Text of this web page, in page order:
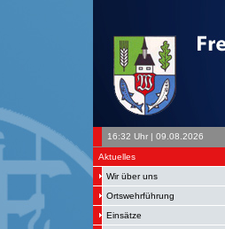
16:32 Uhr | 09.08.2026
Aktuelles
Wir über uns
Ortswehrführung
Einsätze